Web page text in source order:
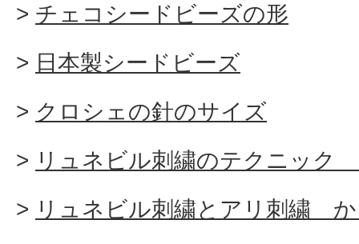
チェコシードビーズの形
日本製シードビーズ
クロシェの針のサイズ
リュネビル刺繍のテクニック
リュネビル刺繍とアリ刺繍